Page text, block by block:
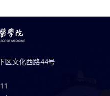
区文化西路44号